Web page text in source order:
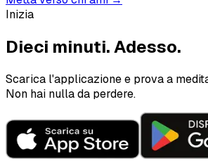
Inizia
Dieci minuti.Adesso.
Scarica l'applicazione e prova a
Non hai nulla da perdere.